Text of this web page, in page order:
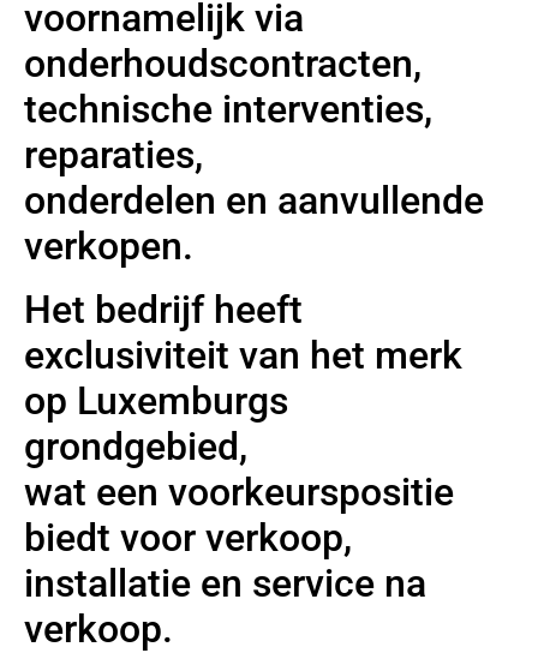
voornamelijk via
onderhoudscontracten,
technische interventies,
reparaties,
onderdelen en aanvullende
verkopen.
Het bedrijf heeft
exclusiviteit van het merk
op Luxemburgs
grondgebied,
wat een voorkeurspositie
biedt voor verkoop,
installatie en service na
verkoop.